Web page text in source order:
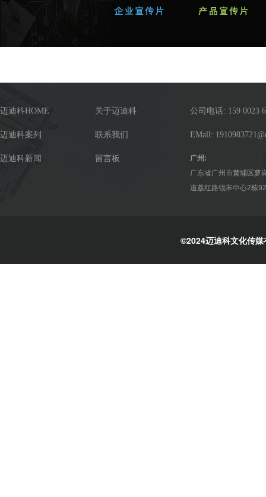
迈迪科HOME
迈迪科案列
迈迪科新闻
关于迈迪科
联系我们
留言板
公司电话: 159 0023
EMall:
广州:
广东省广州市黄埔区萝
道荔红路锐丰中心2栋
©2024迈迪科文化传